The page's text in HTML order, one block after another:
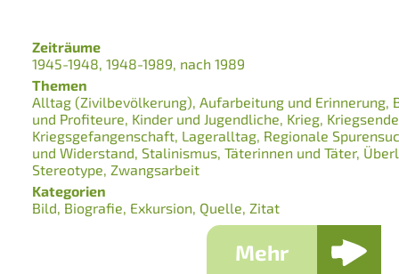
Zeiträume
1945-1948 1948-1989 nach 1989
Themen
Alltag (Zivilbevölkerung) Aufarbeitung und Erinnerung
und Profiteure Kinder und Jugendliche Krieg Kriegsende
Kriegsgefangenschaft Lageralltag Regionale
und Widerstand Stalinismus Täterinnen und Täter
Stereotype Zwangsarbeit
Kategorien
Bild Biografie Exkursion Quelle Zitat
Mehr